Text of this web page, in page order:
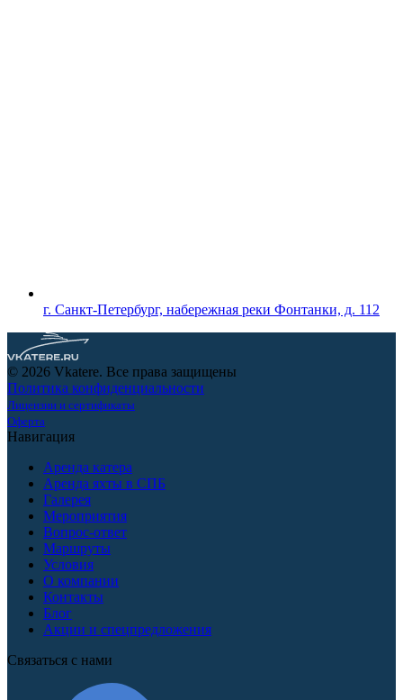
г. Санкт-Петербург, набережная реки Фонтанки, д. 112
© 2026 Vkatere. Все права защищены
Политика конфиденциальности
Лицензии и сертификаты
Оферта
Навигация
Аренда катера
Аренда яхты в СПБ
Галерея
Мероприятия
Вопрос-ответ
Маршруты
Условия
О компании
Контакты
Блог
Акции и спецпредложения
Связаться с нами